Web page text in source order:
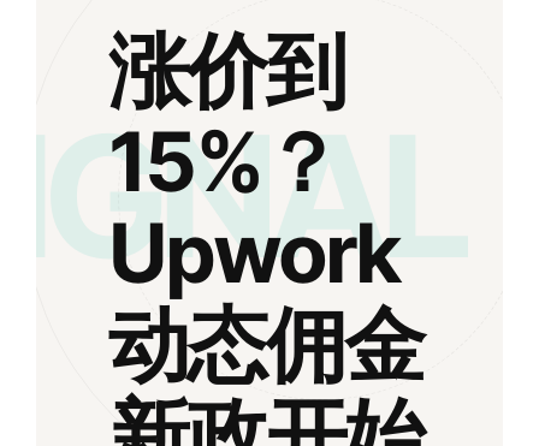
涨价到
15%？
Upwork
动态佣金